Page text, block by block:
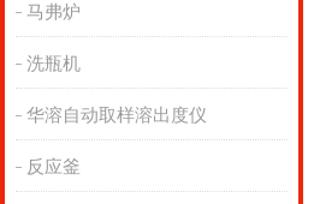
马弗炉
洗瓶机
华溶自动取样溶出度仪
反应釜